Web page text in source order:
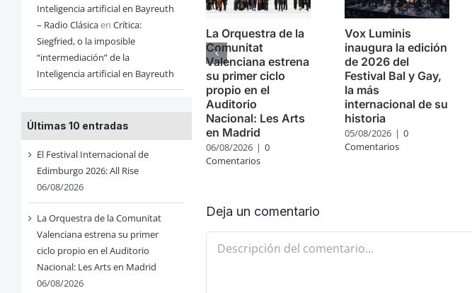
Inteligencia artificial en Bayreuth
– Radio Clásicaen Crítica:
Siegfried, o la imposible
“intermediación” de la
Inteligencia artificial en Bayreuth
Últimas 10 entradas
El Festival Internacional de
Edimburgo 2026: All Rise
06/08/2026
La Orquestra de la Comunitat
Valenciana estrena su primer
ciclo propio en el Auditorio
Nacional: Les Arts en Madrid
06/08/2026
La Orquestra de la
Comunitat
Valenciana estrena
su primer ciclo
propio en el
Auditorio
Nacional: Les Arts
en Madrid
06/08/2026 | 0
Comentarios
Vox Luminis
inaugura la edición
de 2026 del
Festival Bal y Gay,
la más
internacional de su
historia
05/08/2026 | 0
Comentarios
Deja un comentario
Comentario